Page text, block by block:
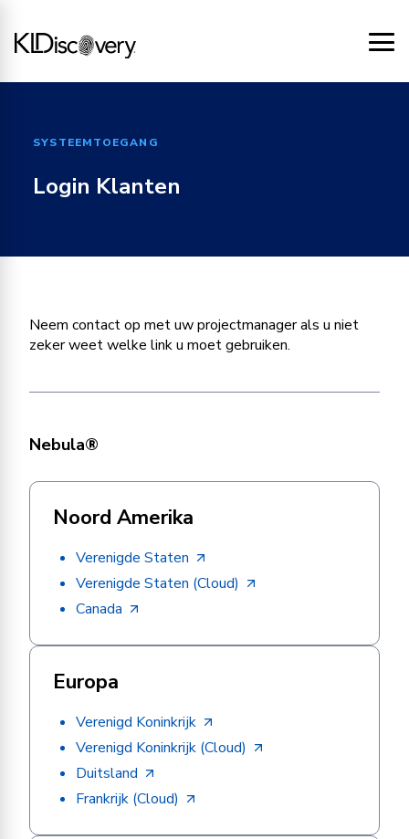
SYSTEEMTOEGANG
Login Klanten
Neem contact op met uw projectmanager als u niet
zeker weet welke link u moet gebruiken.
Nebula®
Noord Amerika
Verenigde Staten
Verenigde Staten (Cloud)
Canada
Europa
Verenigd Koninkrijk
Verenigd Koninkrijk (Cloud)
Duitsland
Frankrijk (Cloud)